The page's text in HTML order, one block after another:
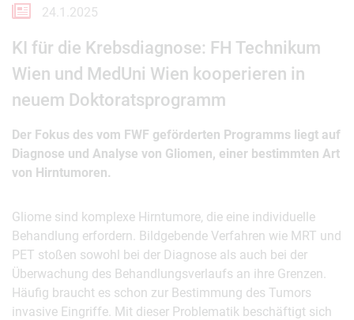
24.1.2025
KI für die Krebsdiagnose: FH Technikum
Wien und MedUni Wien kooperieren in
neuem Doktoratsprogramm
Der Fokus des vom FWF geförderten Programms liegt auf
Diagnose und Analyse von Gliomen, einer bestimmten Art
von Hirntumoren.
Gliome sind komplexe Hirntumore, die eine individuelle
Behandlung erfordern. Bildgebende Verfahren wie MRT und
PET stoßen sowohl bei der Diagnose als auch bei der
Überwachung des Behandlungsverlaufs an ihre Grenzen.
Häufig braucht es schon zur Bestimmung des Tumors
invasive Eingriffe. Mit dieser Problematik beschäftigt sich